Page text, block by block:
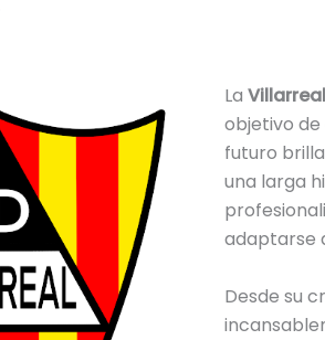
La
objetivo
futuro
una larga
adaptarse
Desde su